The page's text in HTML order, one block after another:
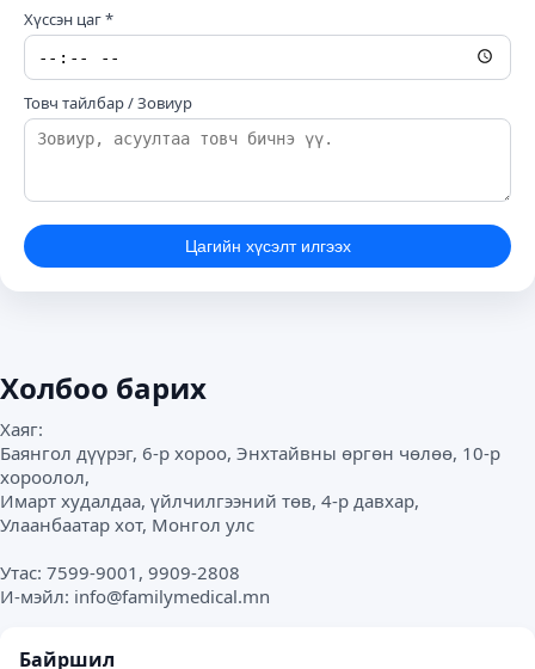
Хүссэн цаг *
Товч тайлбар / Зовиур
Цагийн хүсэлт илгээх
Холбоо барих
Хаяг:
Баянгол дүүрэг, 6-р хороо, Энхтайвны өргөн чөлөө, 10-р
хороолол,
Имарт худалдаа, үйлчилгээний төв, 4-р давхар,
Улаанбаатар хот, Монгол улс
Утас: 7599-9001, 9909-2808
И-мэйл: info@familymedical.mn
Байршил